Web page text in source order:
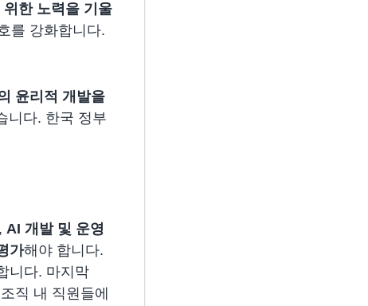
한 노력을 기울
를 강화합니다.
윤리적 개발을
니다. 한국 정부
AI 개발 및 운영
가해야 합니다.
니다. 마지막
직 내 직원들에